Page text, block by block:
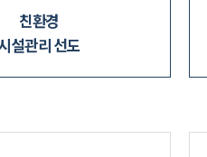
친환경
설관리 선도